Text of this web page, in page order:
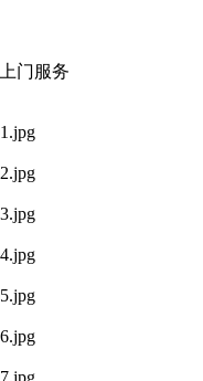
门服务